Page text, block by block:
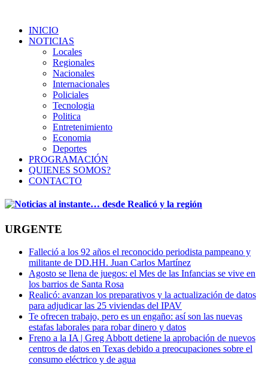
INICIO
NOTICIAS
Locales
Regionales
Nacionales
Internacionales
Policiales
Tecnologia
Politica
Entretenimiento
Economia
Deportes
PROGRAMACIÓN
QUIENES SOMOS?
CONTACTO
URGENTE
Falleció a los 92 años el reconocido periodista pampeano y
militante de DD.HH. Juan Carlos Martínez
Agosto se llena de juegos: el Mes de las Infancias se vive en
los barrios de Santa Rosa
Realicó: avanzan los preparativos y la actualización de datos
para adjudicar las 25 viviendas del IPAV
Te ofrecen trabajo, pero es un engaño: así son las nuevas
estafas laborales para robar dinero y datos
Freno a la IA | Greg Abbott detiene la aprobación de nuevos
centros de datos en Texas debido a preocupaciones sobre el
consumo eléctrico y de agua